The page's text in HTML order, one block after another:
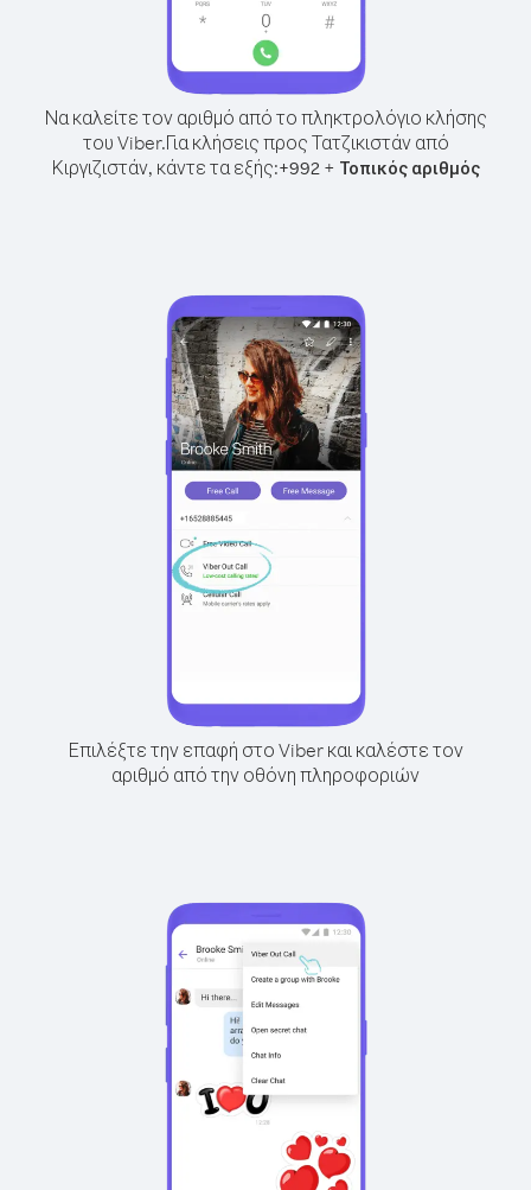
Να καλείτε τον αριθμό από το πληκτρολόγιο κλήσης
του Viber.Για κλήσεις προς Τατζικιστάν από
Κιργιζιστάν, κάντε τα εξής:+992+ Τοπικός αριθμός
Επιλέξτε την επαφή στο Viber και καλέστε τον
αριθμό από την οθόνη πληροφοριών